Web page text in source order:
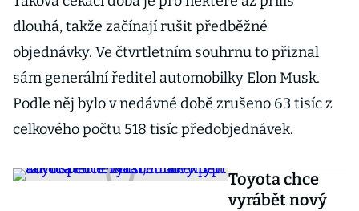
dlouhá, takže začínají rušit předběžné
objednávky. Ve čtvrtletním souhrnu to přiznal
sám generální ředitel automobilky Elon Musk.
Podle něj bylo v nedávné době zrušeno 63 tisíc z
celkového počtu 518 tisíc předobjednávek.
Toyota chce
vyrábět nový